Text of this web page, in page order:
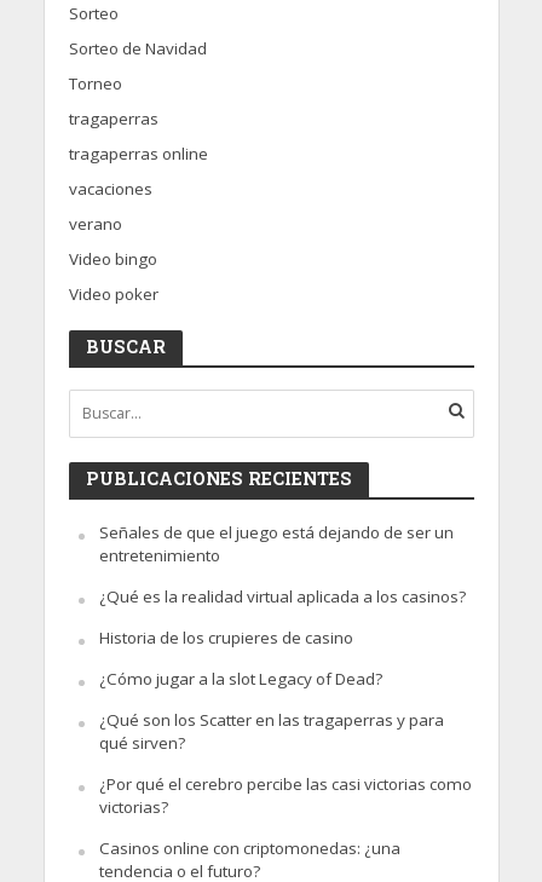
Sorteo
Sorteo de Navidad
Torneo
tragaperras
tragaperras online
vacaciones
verano
Video bingo
Video poker
BUSCAR
PUBLICACIONES RECIENTES
Señales de que el juego está dejando de ser un
entretenimiento
¿Qué es la realidad virtual aplicada a los casinos?
Historia de los crupieres de casino
¿Cómo jugar a la slot Legacy of Dead?
¿Qué son los Scatter en las tragaperras y para
qué sirven?
¿Por qué el cerebro percibe las casi victorias como
victorias?
Casinos online con criptomonedas: ¿una
tendencia o el futuro?